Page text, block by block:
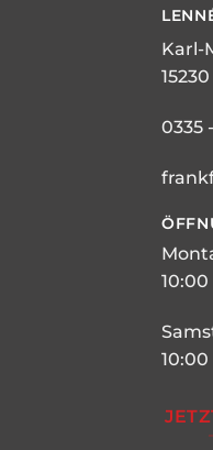
Karl-
0335
10:00
10:00